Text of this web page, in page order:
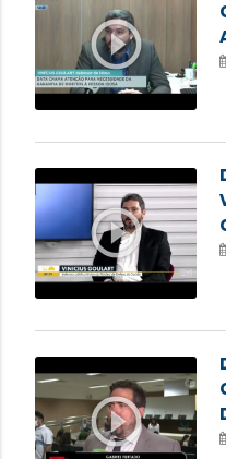
play_circle_outline
play_circle_outline
play_circle_outline